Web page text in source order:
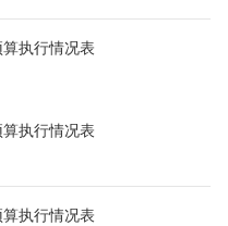
执行情况表
执行情况表
执行情况表